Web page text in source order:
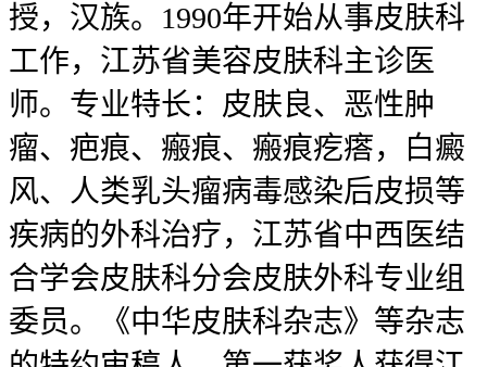
授，汉族。1990年开始从事皮肤科
工作，江苏省美容皮肤科主诊医
师。专业特长：皮肤良、恶性肿
瘤、疤痕、瘢痕、瘢痕疙瘩，白癜
风、人类乳头瘤病毒感染后皮损等
疾病的外科治疗，江苏省中西医结
合学会皮肤科分会皮肤外科专业组
委员。《中华皮肤科杂志》等杂志